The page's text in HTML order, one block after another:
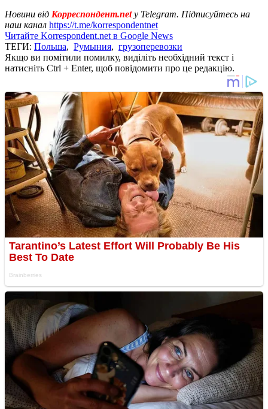
Новини від Корреспондент.net у Telegram. Підписуйтесь на
наш канал https://t.me/korrespondentnet
Читайте Korrespondent.net в Google News
ТЕГИ: Польша, Румыния, грузоперевозки
Якщо ви помітили помилку, виділіть необхідний текст і
натисніть Ctrl + Enter, щоб повідомити про це редакцію.